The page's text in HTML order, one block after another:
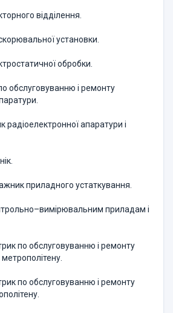
відділення.
установки.
обробки.
обслуговуванню і ремонту
радіоелектронної апаратури і
приладного устаткування.
приладам і
по обслуговуванню і ремонту
по обслуговуванню і ремонту